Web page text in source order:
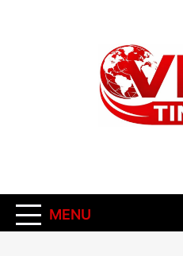
MENU